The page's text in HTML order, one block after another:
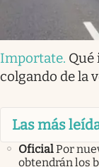
Importate. Qué
colgando de la
Las más
OficialPor
obtendrán los